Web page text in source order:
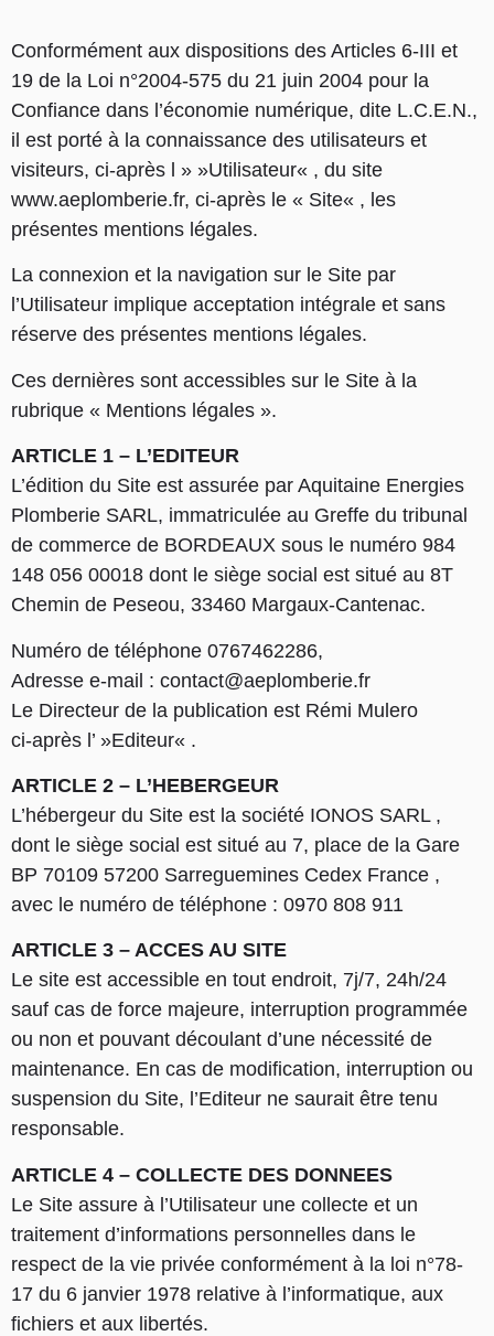
Conformément aux dispositions des Articles 6-III et
19 de la Loi n°2004-575 du 21 juin 2004 pour la
Confiance dans l’économie numérique, dite L.C.E.N.,
il est porté à la connaissance des utilisateurs et
visiteurs, ci-après l » »Utilisateur« , du site
www.aeplomberie.fr, ci-après le « Site« , les
présentes mentions légales.
La connexion et la navigation sur le Site par
l’Utilisateur implique acceptation intégrale et sans
réserve des présentes mentions légales.
Ces dernières sont accessibles sur le Site à la
rubrique « Mentions légales ».
ARTICLE 1 – L’EDITEUR
L’édition du Site est assurée par Aquitaine Energies
Plomberie SARL, immatriculée au Greffe du tribunal
de commerce de BORDEAUX sous le numéro 984
148 056 00018 dont le siège social est situé au 8T
Chemin de Peseou, 33460 Margaux-Cantenac.
Numéro de téléphone 0767462286,
Adresse e-mail : contact@aeplomberie.fr
Le Directeur de la publication est Rémi Mulero
ci-après l’ »Editeur« .
ARTICLE 2 – L’HEBERGEUR
L’hébergeur du Site est la société IONOS SARL ,
dont le siège social est situé au 7, place de la Gare
BP 70109 57200 Sarreguemines Cedex France ,
avec le numéro de téléphone : 0970 808 911
ARTICLE 3 – ACCES AU SITE
Le site est accessible en tout endroit, 7j/7, 24h/24
sauf cas de force majeure, interruption programmée
ou non et pouvant découlant d’une nécessité de
maintenance. En cas de modification, interruption ou
suspension du Site, l’Editeur ne saurait être tenu
responsable.
ARTICLE 4 – COLLECTE DES DONNEES
Le Site assure à l’Utilisateur une collecte et un
traitement d’informations personnelles dans le
respect de la vie privée conformément à la loi n°78-
17 du 6 janvier 1978 relative à l’informatique, aux
fichiers et aux libertés.